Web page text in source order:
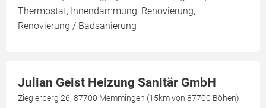
Thermostat, Innendämmung, Renovierung,
Renovierung / Badsanierung
Julian Geist Heizung Sanitär GmbH
Zieglerberg 26, 87700 Memmingen (15km von 87700 Böhen)